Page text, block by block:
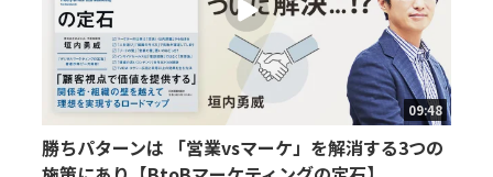
09:48
勝ちパターンは 「営業vsマーケ」を解消する3つの